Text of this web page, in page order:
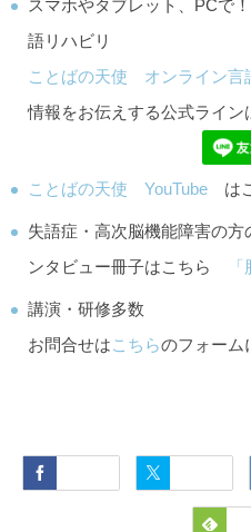
スマホやタブレット、PCで
語リハビリ
ことばの天使 オンライン言
情報をお伝えする公式ライン
ことばの天使 YouTube は
失語症・高次脳機能障害の
ンタビュー冊子はこちら
講演・研修多数
お問合せはこちらのフォーム